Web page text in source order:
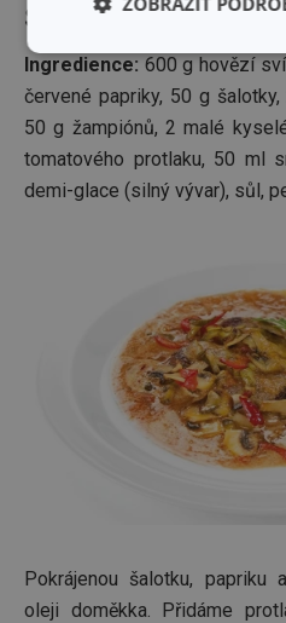
Svíčková
Ingredience: 600 g hovězí
červené papriky, 50 g
50 g žampiónů, 2 malé
tomatového protlaku, 50 ml
demi-glace (silný vývar), sůl,
Pokrájenou šalotku, papriku
oleji doměkka. Přidáme
Základní
(funkční) cookies
Marketingové
cookies
Základní
Analytické a
Marketingové cookies